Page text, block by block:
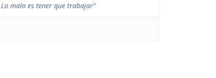
malo es tener que trabajar”